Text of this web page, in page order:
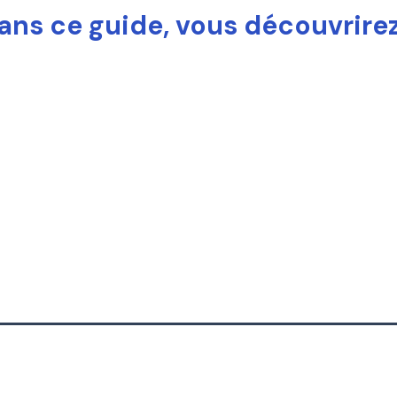
ce guide, vous